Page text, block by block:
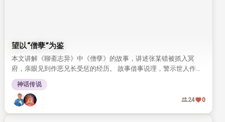
望以“僧孽”为鉴
本文讲解《聊斋志异》中《僧孽》的故事，讲述张某错被抓入冥
府，亲眼见到作恶兄长受惩的经历。 故事借事说理，警示世人作恶
自有报应，劝人以故事为鉴，守心向善。
神话传说
24 0